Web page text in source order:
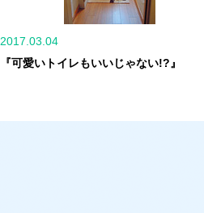
2017.03.04
『可愛いトイレもいいじゃない!?』